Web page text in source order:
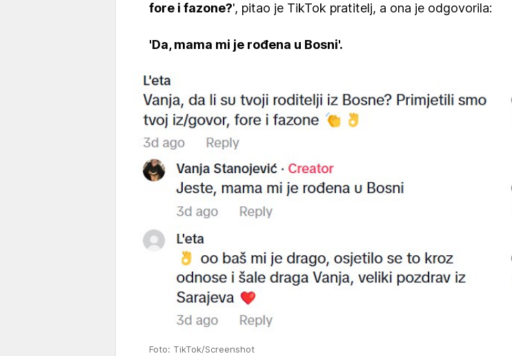
fore i fazone?', pitao je TikTok pratitelj, a ona je odgovorila:
'Da, mama mi je rođena u Bosni'.
Foto: TikTok/Screenshot